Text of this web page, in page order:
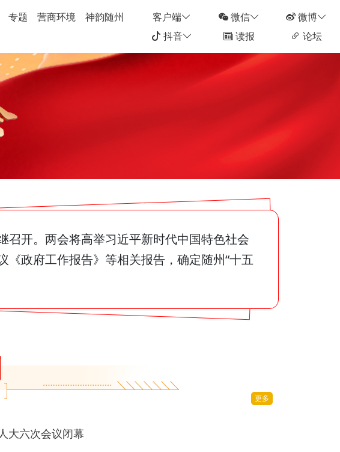
专题 营商环境
神韵随州
客户端 微信
微博
抖音
读报 论坛
召开。两会将高举习近平新时代中国特色社会
政府工作报告》等相关报告，确定随州“十五
更多
大六次会议闭幕